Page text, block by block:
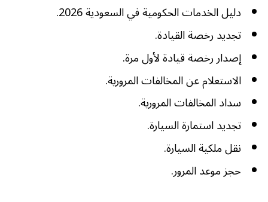
دليل الخدمات الحكومية في السعودية 2026.
تجديد رخصة القيادة.
إصدار رخصة قيادة لأول مرة.
الاستعلام عن المخالفات المرورية.
سداد المخالفات المرورية.
تجديد استمارة السيارة.
نقل ملكية السيارة.
حجز موعد المرور.